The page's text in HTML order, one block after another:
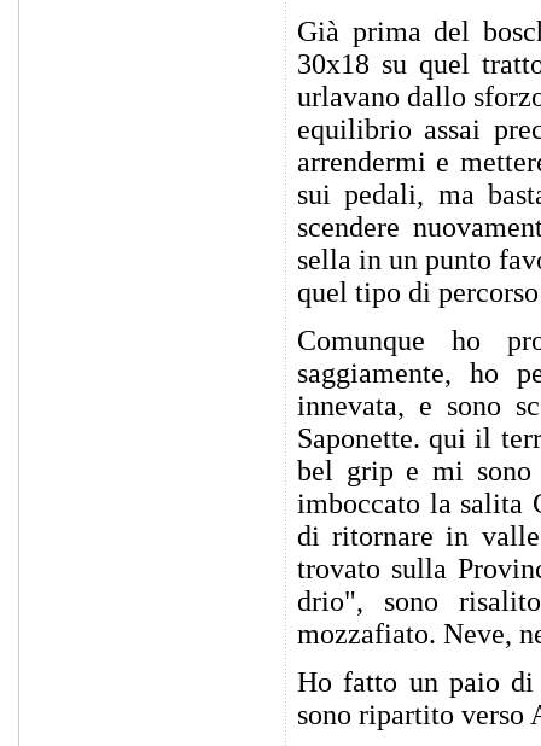
Già prima del
30x18 su quel
urlavano dallo
equilibrio assai
arrendermi e
sui pedali, ma
scendere
sella in un punto
quel tipo di
Comunque ho
saggiamente, ho
innevata, e sono
Saponette. qui il
bel grip e mi sono
imboccato la salita
di ritornare in valle
trovato sulla
drio", sono
mozzafiato. Neve,
Ho fatto un paio di
sono ripartito verso